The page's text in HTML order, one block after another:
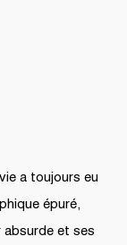
a toujours eu
épuré,
absurde et ses